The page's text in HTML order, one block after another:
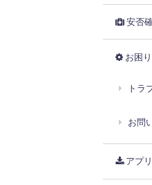
安否
お困
トラ
お問
アプ